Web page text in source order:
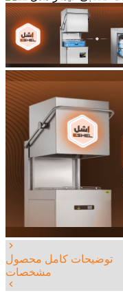
توضیحات کامل محصول
مشخصات